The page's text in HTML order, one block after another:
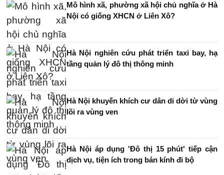
Mô hình xã, phường xã hội chủ nghĩa ở Hà
Nội có giống XHCN ở Liên Xô?
Hà Nội nghiên cứu phát triển taxi bay, hạ
tầng quản lý đô thị thông minh
Hà Nội khuyến khích cư dân di dời từ vùng
lõi ra vùng ven
Hà Nội áp dụng 'Đô thị 15 phút' tiếp cận
dịch vụ, tiện ích trong bán kính đi bộ